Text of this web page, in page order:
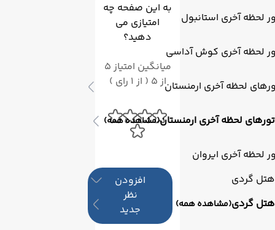
لحظه آخری استانبول
لحظه آخری کوش آداسی
لحظه آخری ارمنستان
تورهای لحظه آخری ارمنستان(مشاهده همه)
لحظه آخری ایروان
هتل گردی
هتل گردی(مشاهده همه)
به این صفحه چه
امتیازی می
دهید؟
میانگین امتیاز 5
از 5 ( از 1 رای )
افزودن
نظر
جدید